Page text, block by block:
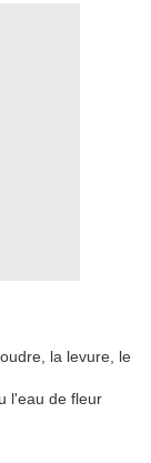
la levure, le
l'eau de fleur